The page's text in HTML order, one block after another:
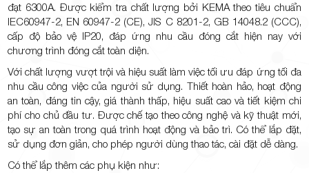
đạt 6300A. Được kiểm tra chất lượng bởi KEMA theo tiêu chuẩn
IEC60947-2, EN 60947-2 (CE), JIS C 8201-2, GB 14048.2 (CCC),
cấp độ bảo vệ IP20, đáp ứng nhu cầu đóng cắt hiện nay với
chương trình đóng cắt toàn diện.
Với chất lượng vượt trội và hiệu suất làm việc tối ưu đáp ứng tối đa
nhu cầu công việc của người sử dụng. Thiết hoàn hảo, hoạt động
an toàn, đáng tin cậy, giá thành thấp, hiệu suất cao và tiết kiệm chi
phí cho chủ đầu tư. Được chế tạo theo công nghệ và kỹ thuật mới,
tạo sự an toàn trong quá trình hoạt động và bảo trì. Có thể lắp đặt,
sử dụng đơn giản, cho phép người dùng thao tác, cài đặt dễ dàng.
Có thể lắp thêm các phụ kiện như: